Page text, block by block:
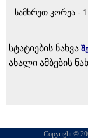
სამხრეთ კორეა -
სტატიების ნახვა
ახალი ამბების
Copyright ©